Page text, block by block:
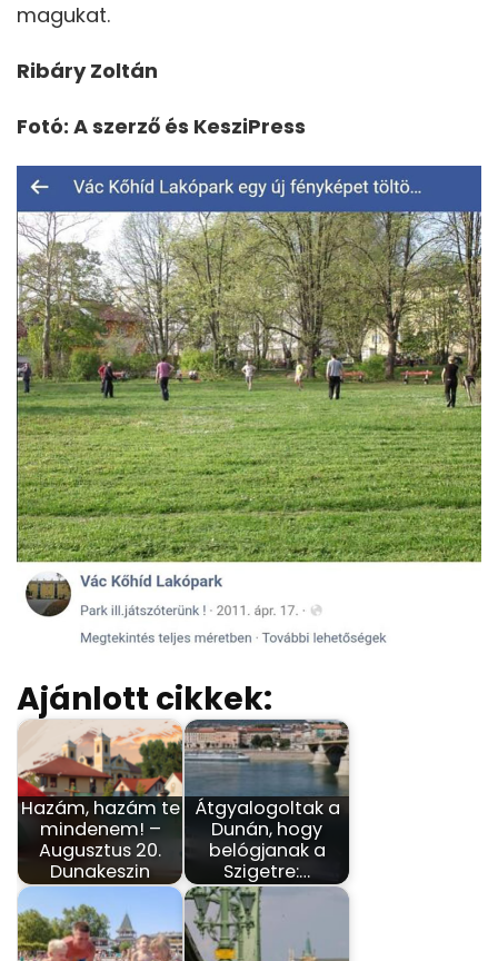
magukat.
Ribáry Zoltán
Fotó: A szerző és KesziPress
Ajánlott cikkek:
Hazám, hazám te
mindenem! –
Augusztus 20.
Dunakeszin
Átgyalogoltak a
Dunán, hogy
belógjanak a
Szigetre:…